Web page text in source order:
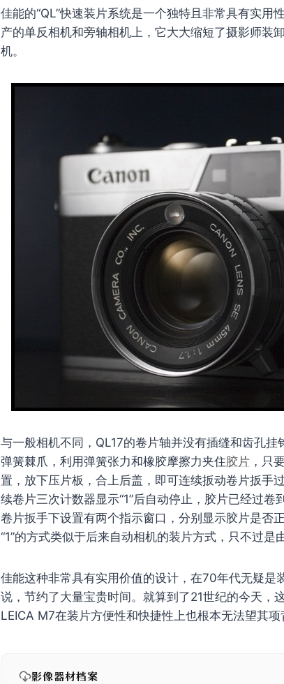
佳能的“QL”快速装片系统是一个独特且非常具有实用
产的单反相机和旁轴相机上，它大大缩短了摄影师装卸
机。
与一般相机不同，QL17的卷片轴并没有插缝和齿孔
弹簧棘爪，利用弹簧张力和橡胶摩擦力夹住胶片 ，只
置，放下压片板，合上后盖，即可连续扳动卷片扳手
续卷片三次计数器显示“1”后自动停止，胶片已经过卷
卷片扳手下设置有两个指示窗口，分别显示胶片是否
“1”的方式类似于后来自动相机的装片方式，只不过是
佳能这种非常具有实用价值的设计，在70年代无疑是
说，节约了大量宝贵时间。就算到了21世纪的今天，
LEICA M7在装片方便性和快捷性上也根本无法望其项
影像器材档案